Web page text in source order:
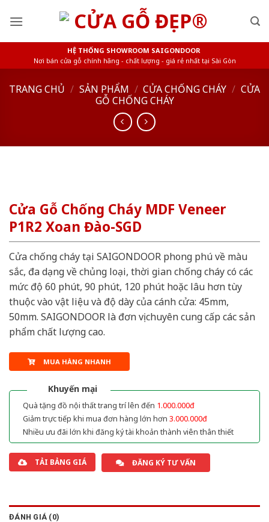
HỆ THỐNG SHOWROOM SAIGONDOOR
Nơi bán cửa gỗ chính hãng - chất lượng - giá rẻ nhất tại Sài Gòn
TRANG CHỦ / SẢN PHẨM / CỬA CHỐNG CHÁY / CỬA
GỖ CHỐNG CHÁY
Cửa Gỗ Chống Cháy MDF Veneer
P1R2 Xoan Đào-SGD
Cửa chống cháy tại SAIGONDOOR phong phú về màu
sắc, đa dạng về chủng loại, thời gian chống cháy có các
mức độ 60 phút, 90 phút, 120 phút hoặc lâu hơn tùy
thuộc vào vật liệu và độ dày của cánh cửa: 45mm,
50mm. SAIGONDOOR là đơn vị chuyên cung cấp các sản
phẩm chất lượng cao.
MUA HÀNG NHANH
Khuyến mại
Quà tặng đồ nội thất trang trí lên đến 1.000.000đ
Giảm trực tiếp khi mua đơn hàng lớn hơn 3.000.000đ
Nhiều ưu đãi lớn khi đăng ký tài khoản thành viên thân thiết
TẢI BẢNG GIÁ ĐĂNG KÝ TƯ VẤN
ĐÁNH GIÁ (0)